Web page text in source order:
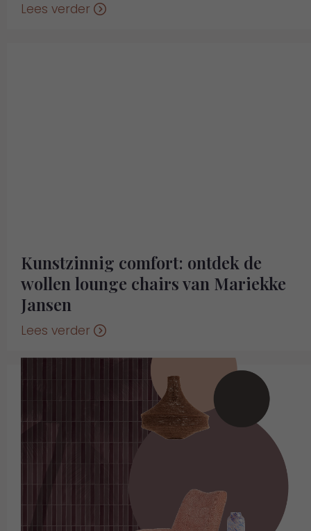
Lees verder
Kunstzinnig comfort: ontdek de
wollen lounge chairs van Mariekke
Jansen
Lees verder